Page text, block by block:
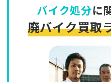
バイク処分に
廃バイク買取